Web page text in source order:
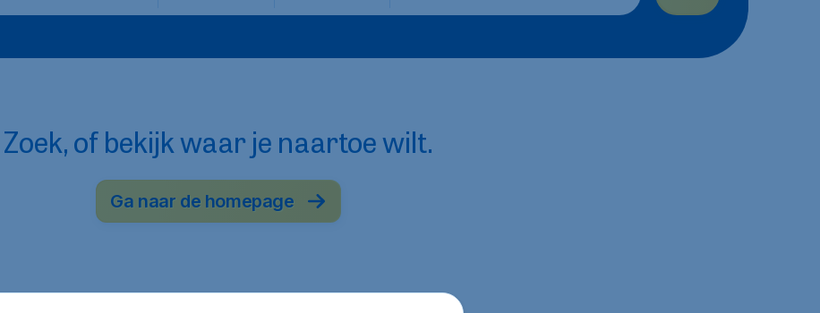
Zoek, of bekijk waar je naartoe wilt.
Ga naar de homepage